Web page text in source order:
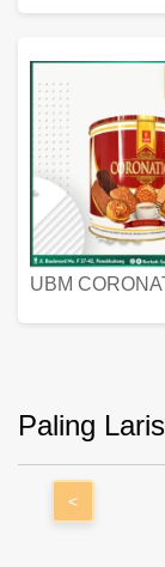
Paling Laris
<